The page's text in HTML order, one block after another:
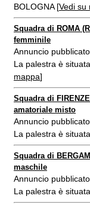
BOLOGNA [Vedi su
Squadra di ROMA
femminile
Annuncio
La palestra è
mappa]
Squadra di
amatoriale misto
Annuncio
La palestra è
Squadra di
maschile
Annuncio
La palestra è